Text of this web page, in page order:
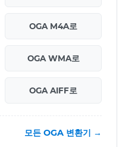
OGA M4A로
OGA WMA로
OGA AIFF로
모든 OGA 변환기 →